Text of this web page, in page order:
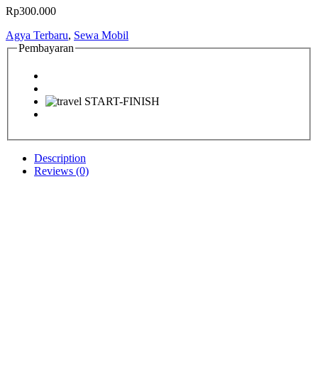
Rp300.000
Agya Terbaru, Sewa Mobil
Pembayaran
Description
Reviews (0)